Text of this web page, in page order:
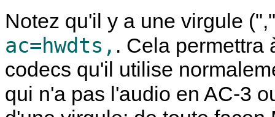
Notez qu'il y a une virgule
ac=hwdts, . Cela permettra
codecs qu'il utilise
qui n'a pas l'audio en AC-3